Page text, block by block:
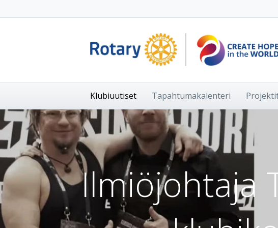
Klubiuutiset Tapahtumakalenteri
Ilmiöjohtaja